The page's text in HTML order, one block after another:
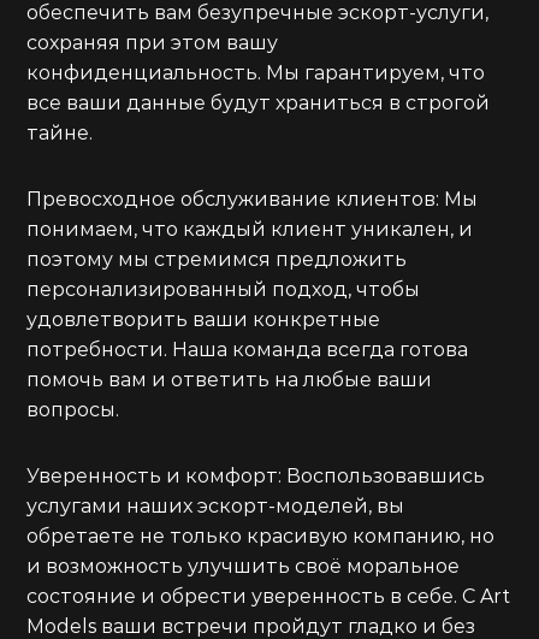
обеспечить вам безупречные эскорт-услуги,
сохраняя при этом вашу
конфиденциальность. Мы гарантируем, что
все ваши данные будут храниться в строгой
тайне.
Превосходное обслуживание клиентов: Мы
понимаем, что каждый клиент уникален, и
поэтому мы стремимся предложить
персонализированный подход, чтобы
удовлетворить ваши конкретные
потребности. Наша команда всегда готова
помочь вам и ответить на любые ваши
вопросы.
Уверенность и комфорт: Воспользовавшись
услугами наших эскорт-моделей, вы
обретаете не только красивую компанию, но
и возможность улучшить своё моральное
состояние и обрести уверенность в себе. С Art
Models ваши встречи пройдут гладко и без